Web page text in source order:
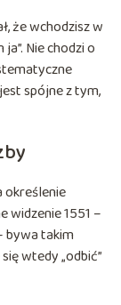
że wchodzisz w
Nie chodzi o
spójne z tym,
określenie
widzenie 1551 –
bywa takim
wtedy „odbić”